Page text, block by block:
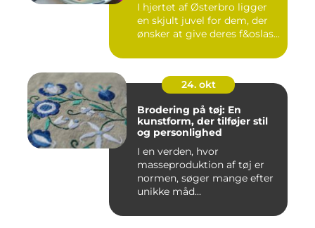
I hjertet af Østerbro ligger
en skjult juvel for dem, der
ønsker at give deres f&oslas...
24. okt
Brodering på tøj: En
kunstform, der tilføjer stil
og personlighed
I en verden, hvor
masseproduktion af tøj er
normen, søger mange efter
unikke måd...